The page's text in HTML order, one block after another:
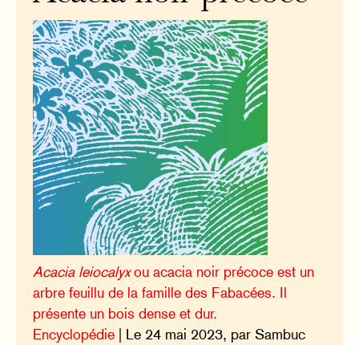
Acacia leiocalyxou acacia noir précoce est un
arbre feuillu de la famille des Fabacées. Il
présente un bois dense et dur.
Encyclopédie | Le 24 mai 2023, par Sambuc